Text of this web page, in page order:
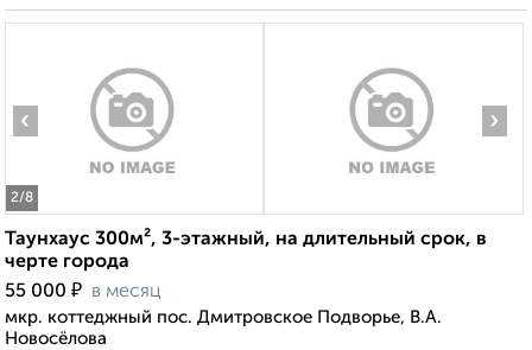
2/8
‹ ›
Таунхаус 300м², 3-этажный, на длительный срок, в
черте города
55 000 ₽ в месяц
мкр. коттеджный пос. Дмитровское Подворье, В.А.
Новосёлова